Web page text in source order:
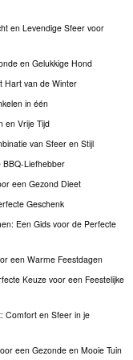
en Levendige Sfeer voor
en Gelukkige Hond
Hart van de Winter
in één
en Vrije Tijd
van Sfeer en Stijl
BBQ-Liefhebber
een Gezond Dieet
Geschenk
Een Gids voor de Perfecte
een Warme Feestdagen
Keuze voor een Feestelijke
Comfort en Sfeer in je
een Gezonde en Mooie Tuin